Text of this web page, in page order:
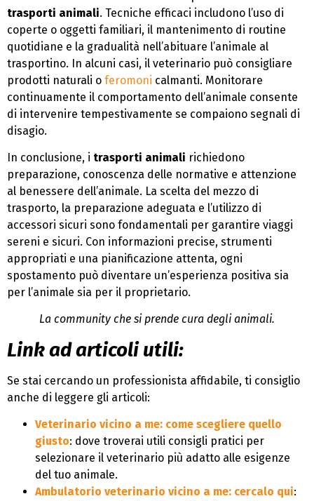
trasporti animali. Tecniche efficaci includono l’uso di
coperte o oggetti familiari, il mantenimento di routine
quotidiane e la gradualità nell’abituare l’animale al
trasportino. In alcuni casi, il veterinario può consigliare
prodotti naturali o feromoni calmanti. Monitorare
continuamente il comportamento dell’animale consente
di intervenire tempestivamente se compaiono segnali di
disagio.
In conclusione, i trasporti animali richiedono
preparazione, conoscenza delle normative e attenzione
al benessere dell’animale. La scelta del mezzo di
trasporto, la preparazione adeguata e l’utilizzo di
accessori sicuri sono fondamentali per garantire viaggi
sereni e sicuri. Con informazioni precise, strumenti
appropriati e una pianificazione attenta, ogni
spostamento può diventare un’esperienza positiva sia
per l’animale sia per il proprietario.
La community che si prende cura degli animali.
Link ad articoli utili:
Se stai cercando un professionista affidabile, ti consiglio
anche di leggere gli articoli:
Veterinario vicino a me: come scegliere quello
giusto: dove troverai utili consigli pratici per
selezionare il veterinario più adatto alle esigenze
del tuo animale.
Ambulatorio veterinario vicino a me: cercalo qui: